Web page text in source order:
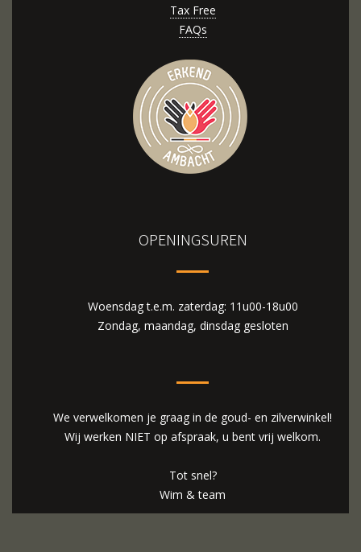
Tax Free
FAQs
OPENINGSUREN
Woensdag t.e.m. zaterdag: 11u00-18u00
Zondag, maandag, dinsdag gesloten
We verwelkomen je graag in de goud- en zilverwinkel!
Wij werken NIET op afspraak, u bent vrij welkom.
Tot snel?
Wim & team